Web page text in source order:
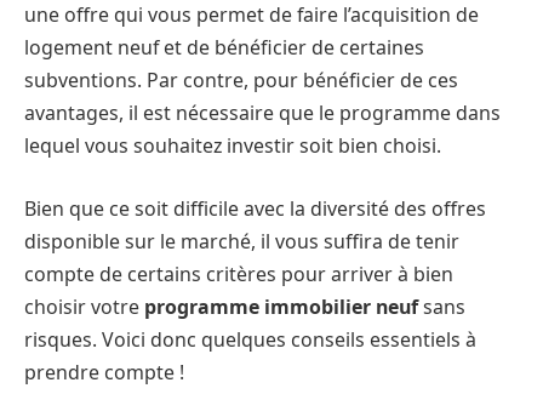
une offre qui vous permet de faire l’acquisition de
logement neuf et de bénéficier de certaines
subventions. Par contre, pour bénéficier de ces
avantages, il est nécessaire que le programme dans
lequel vous souhaitez investir soit bien choisi.
Bien que ce soit difficile avec la diversité des offres
disponible sur le marché, il vous suffira de tenir
compte de certains critères pour arriver à bien
choisir votre programme immobilier neufsans
risques. Voici donc quelques conseils essentiels à
prendre compte !